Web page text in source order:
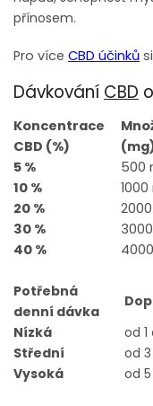
přínosem.
Pro více CBD účinků
Dávkování CBD
Koncentrace
CBD (%)
5 %
500
10 %
20 %
30 %
40 %
Potřebná
denní dávka
Nízká
od
Střední
od
Vysoká
od